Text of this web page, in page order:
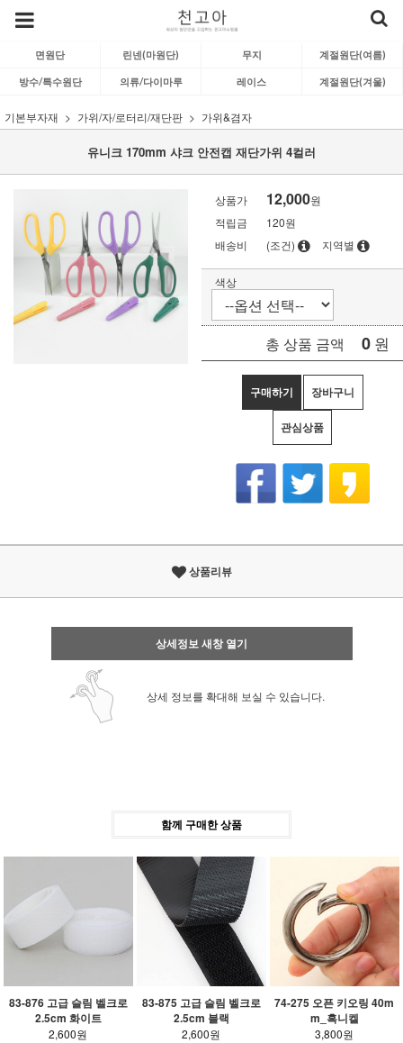
면원단 린넨(마원단) 무지 계절원단(여름)
방수/특수원단 의류/다이마루 레이스 계절원단(겨울)
기본부자재 가위/자/로터리/재단판 가위&겸자
유니크 170mm 샤크 안전캡 재단가위 4컬러
상품가 12,000원
적립금
120원
배송비
(조건) 지역별
색상
총 상품 금액 0 원
구매하기 장바구니
관심상품
상품리뷰
상세정보 새창 열기
상세 정보를 확대해 보실 수 있습니다.
함께 구매한 상품
83-876 고급 슬림 벨크로
2.5cm 화이트
2,600원
83-875 고급 슬림 벨크로
2.5cm 블랙
2,600원
74-275 오픈 키오링 40m
m_흑니켈
3,800원